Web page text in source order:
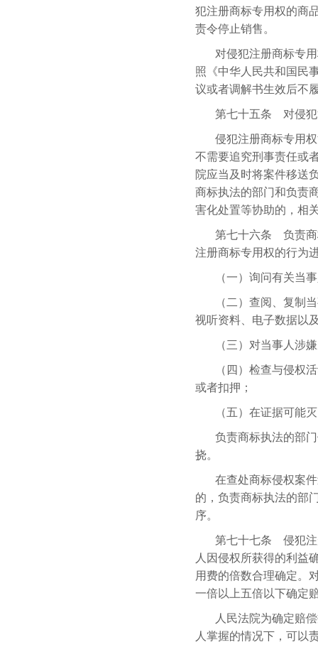
犯注册商标专用权的商
责令停止销售。
对侵犯注册商标专
照《中华人民共和国民
议或者调解书生效后不
第七十五条 对侵犯
侵犯注册商标专用
不需要追究刑事责任或
院应当及时将案件移送
商标执法的部门和负责
害化处置等协助的，相
第七十六条 负责商
注册商标专用权的行为
（一）询问有关当
（二）查阅、复制
视听资料、电子数据以
（三）对当事人涉
（四）检查与侵权
或者扣押；
（五）在证据可能
负责商标执法的部
挠。
在查处商标侵权案
的，负责商标执法的部
序。
第七十七条 侵犯注
人因侵权所获得的利益
用费的倍数合理确定。
一倍以上五倍以下确定
人民法院为确定赔
人掌握的情况下，可以